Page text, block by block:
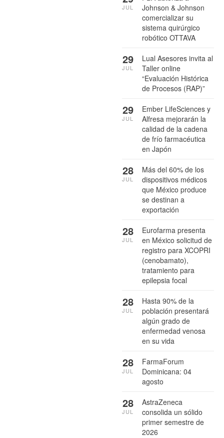
Johnson & Johnson
comercializar su
sistema quirúrgico
robótico OTTAVA
JUL
Lual Asesores invita al
Taller online
“Evaluación Histórica
de Procesos (RAP)”
29
JUL
Ember LifeSciences y
Alfresa mejorarán la
calidad de la cadena
de frío farmacéutica
en Japón
29
JUL
Más del 60% de los
dispositivos médicos
que México produce
se destinan a
exportación
28
JUL
Eurofarma presenta
en México solicitud de
registro para XCOPRI
(cenobamato),
tratamiento para
epilepsia focal
28
JUL
Hasta 90% de la
población presentará
algún grado de
enfermedad venosa
en su vida
28
JUL
FarmaForum
Dominicana: 04
agosto
28
JUL
AstraZeneca
consolida un sólido
primer semestre de
2026
28
JUL